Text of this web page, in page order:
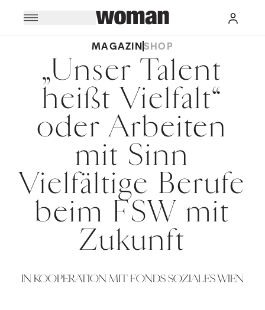
MAGAZINSHOP
„Unser Talent
heißt Vielfalt“
oder Arbeiten
mit Sinn
Vielfältige Berufe
beim FSW mit
Zukunft
IN KOOPERATION MIT FONDS SOZIALES WIEN